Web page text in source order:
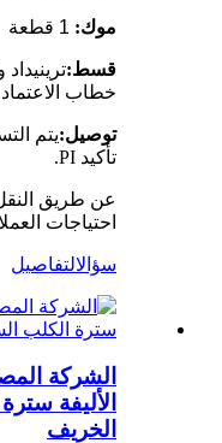
موك: 1 قطعة
قسط:
خطاب
توصيل:
تأكيد PI.
عن طريق
احتياجات
سؤالالتفاصيل
الشركة
الأليفة
الخريف